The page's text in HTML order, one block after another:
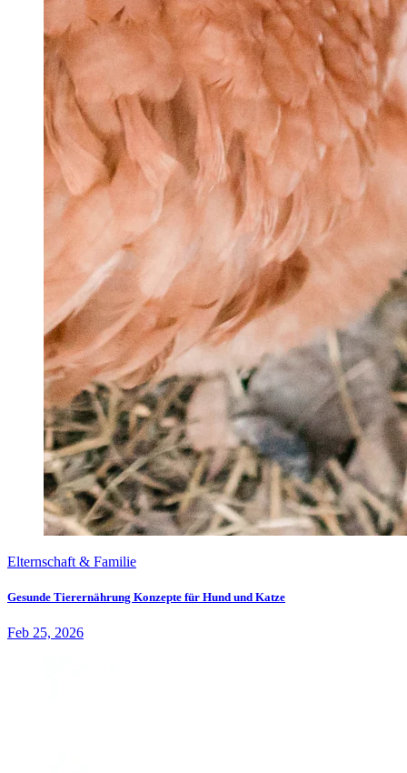
Elternschaft & Familie
Gesunde Tierernährung Konzepte für Hund und Katze
Feb 25, 2026